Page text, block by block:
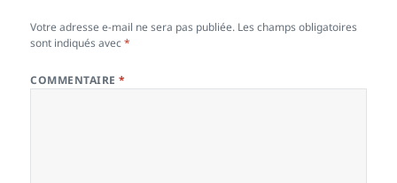
Votre adresse e-mail ne sera pas publiée. Les champs obligatoires
sont indiqués avec*
COMMENTAIRE*